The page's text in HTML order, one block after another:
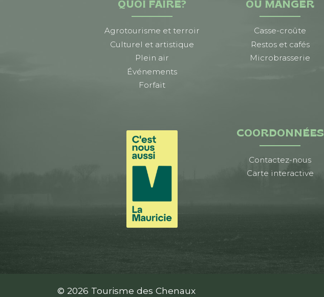
QUOI FAIRE?
Agrotourisme et terroir
Culturel et artistique
Plein air
Événements
Forfait
OÙ MANGER
Casse-croûte
Restos et cafés
Microbrasserie
COORDONNÉES
Contactez-nous
Carte interactive
© 2026 Tourisme des Chenaux